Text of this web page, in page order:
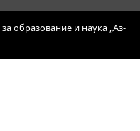
образование и наука „Аз-